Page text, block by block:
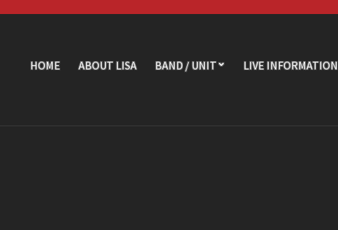
HOME ABOUT LISA BAND / UNIT LIVE INFORMATION